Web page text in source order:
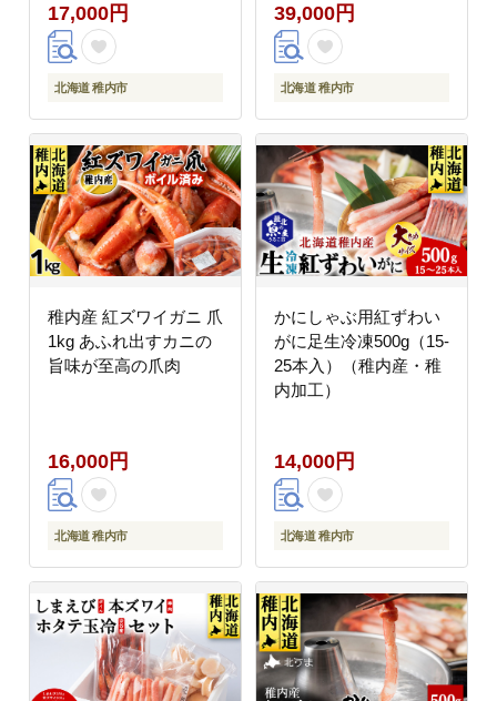
17,000円
北海道 稚内市
39,000円
北海道 稚内市
稚内産 紅ズワイガニ 爪
1kg あふれ出すカニの
旨味が至高の爪肉
16,000円
北海道 稚内市
かにしゃぶ用紅ずわい
がに足生冷凍500g（15-
25本入）（稚内産・稚
内加工）
14,000円
北海道 稚内市